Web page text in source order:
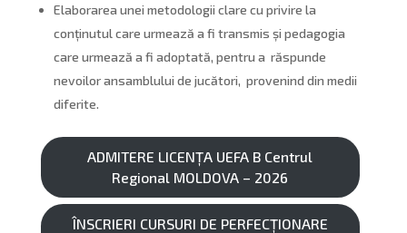
Elaborarea unei metodologii clare cu privire la
conținutul care urmează a fi transmis și pedagogia
care urmează a fi adoptată, pentru a răspunde
nevoilor ansamblului de jucători, provenind din medii
diferite.
ADMITERE LICENȚA UEFA B Centrul
Regional MOLDOVA – 2026
ÎNSCRIERI CURSURI DE PERFECȚIONARE